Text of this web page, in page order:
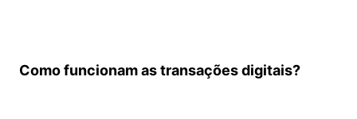
Como funcionam as transações digitais?